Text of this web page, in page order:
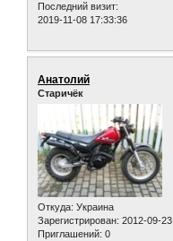
Последний визит:
2019-11-08 17:33:36
Анатолий
Старичёк
Откуда: Украина
Зарегистрирован: 2012-09-23
Приглашений: 0